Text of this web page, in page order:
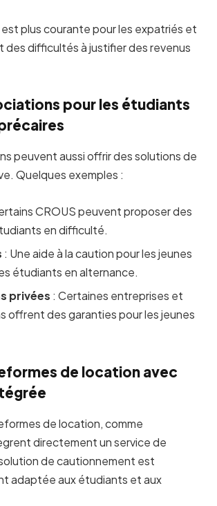
plus courante pour les expatriés et
des difficultés à justifier des revenus
pour les étudiants
peuvent aussi offrir des solutions de
Quelques exemples :
CROUS peuvent proposer des
en difficulté.
: Une aide à la caution pour les jeunes
étudiants en alternance.
privées : Certaines entreprises et
offrent des garanties pour les jeunes
de location avec
de location, comme
directement un service de
de cautionnement est
adaptée aux étudiants et aux